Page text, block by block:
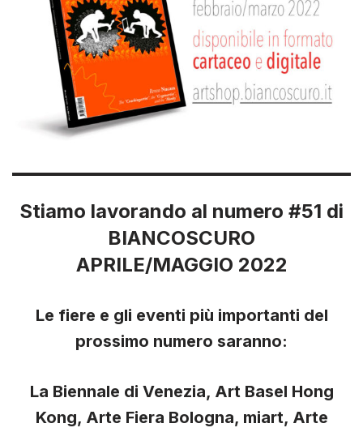
Stiamo lavorando al numero #51 di
BIANCOSCURO
APRILE/MAGGIO 2022
Le fiere e gli eventi più importanti del
prossimo numero saranno:
La Biennale di Venezia, Art Basel Hong
Kong, Arte Fiera Bologna, miart, Arte